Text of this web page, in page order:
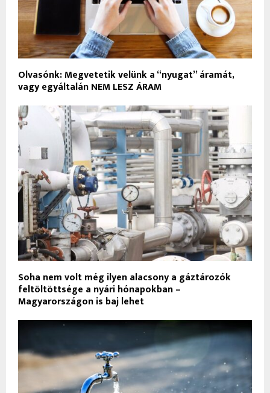
Olvasónk: Megvetetik velünk a “nyugat” áramát,
vagy egyáltalán NEM LESZ ÁRAM
Soha nem volt még ilyen alacsony a gáztározók
feltöltöttsége a nyári hónapokban –
Magyarországon is baj lehet